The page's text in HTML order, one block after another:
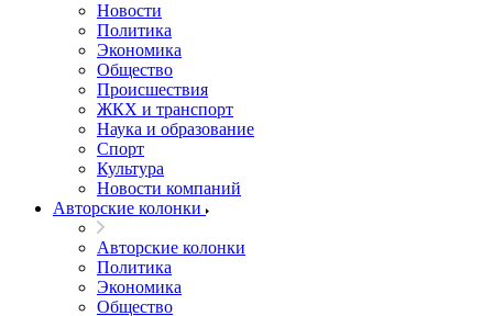
Новости
Политика
Экономика
Общество
Происшествия
ЖКХ и транспорт
Наука и образование
Спорт
Культура
Новости компаний
Авторские колонки
Авторские колонки
Политика
Экономика
Общество